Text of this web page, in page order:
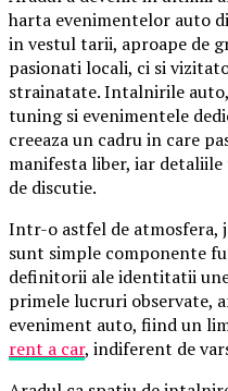
harta evenimentelor auto
in vestul tarii, aproape de
pasionati locali, ci si
strainatate. Intalnirile
tuning si evenimentele
creeaza un cadru in care
manifesta liber, iar
de discutie.
Intr-o astfel de atmosfera,
sunt simple componente
definitorii ale identitatii
primele lucruri observate,
eveniment auto, fiind un
rent a car, indiferent de